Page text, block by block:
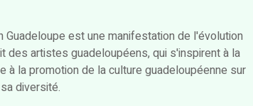
est une manifestation de l'évolution
des artistes guadeloupéens, qui s'inspirent à la
la promotion de la culture guadeloupéenne sur
diversité.